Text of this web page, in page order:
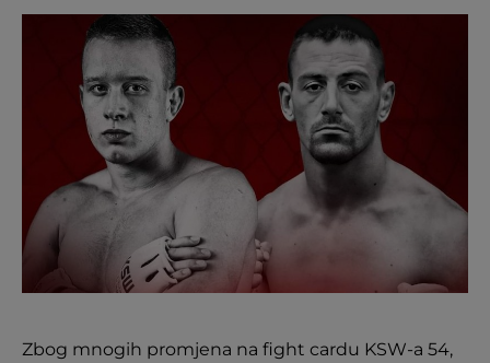
Zbog mnogih promjena na fight cardu KSW-a 54,